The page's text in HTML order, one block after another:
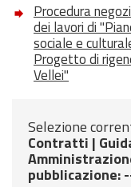
Procedura
dei lavori di
sociale e
Progetto di
Vellei"
Selezione
Contratti |
pubblicazione: